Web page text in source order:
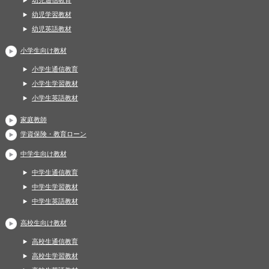
幼児学習教材
幼児英語教材
小学生向け教材
小学生通信教育
小学生学習教材
小学生英語教材
家庭教師
学資保険・教育ローン
中学生向け教材
中学生通信教育
中学生学習教材
中学生英語教材
高校生向け教材
高校生通信教育
高校生学習教材